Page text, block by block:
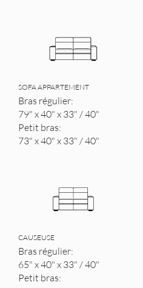
SOFA APPARTEMENT
Bras régulier:
79" x 40" x 33" / 40"
Petit bras:
73" x 40" x 33" / 40"
CAUSEUSE
Bras régulier:
65" x 40" x 33" / 40"
Petit bras: